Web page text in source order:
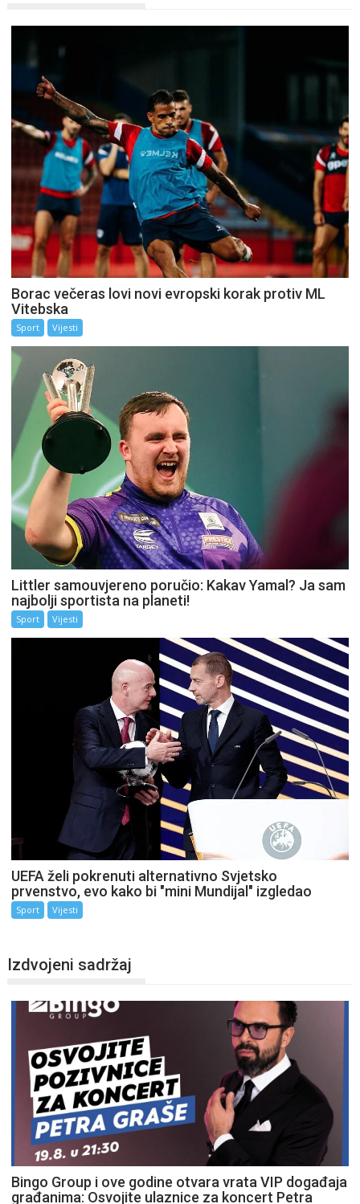
Borac večeras lovi novi evropski korak protiv ML
Vitebska
Sport Vijesti
Littler samouvjereno poručio: Kakav Yamal? Ja sam
najbolji sportista na planeti!
Sport Vijesti
UEFA želi pokrenuti alternativno Svjetsko
prvenstvo, evo kako bi "mini Mundijal" izgledao
Sport Vijesti
Izdvojeni sadržaj
Bingo Group i ove godine otvara vrata VIP događaja
građanima: Osvojite ulaznice za koncert Petra